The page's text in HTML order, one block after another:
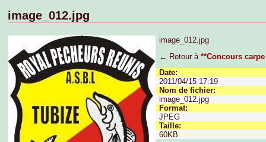
image_012.jpg
image_012.jpg
← Retour à**Concours
Date:
2011/04/15 17:19
Nom de fichier:
image_012.jpg
Format:
JPEG
Taille:
60KB